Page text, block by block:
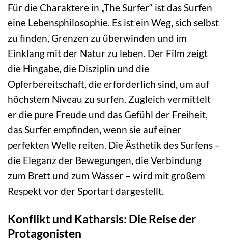
Für die Charaktere in „The Surfer“ ist das Surfen
eine Lebensphilosophie. Es ist ein Weg, sich selbst
zu finden, Grenzen zu überwinden und im
Einklang mit der Natur zu leben. Der Film zeigt
die Hingabe, die Disziplin und die
Opferbereitschaft, die erforderlich sind, um auf
höchstem Niveau zu surfen. Zugleich vermittelt
er die pure Freude und das Gefühl der Freiheit,
das Surfer empfinden, wenn sie auf einer
perfekten Welle reiten. Die Ästhetik des Surfens –
die Eleganz der Bewegungen, die Verbindung
zum Brett und zum Wasser – wird mit großem
Respekt vor der Sportart dargestellt.
Konflikt und Katharsis: Die Reise der
Protagonisten